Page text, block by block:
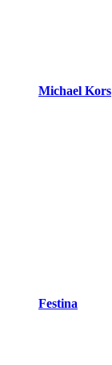
Michael Kors
Festina